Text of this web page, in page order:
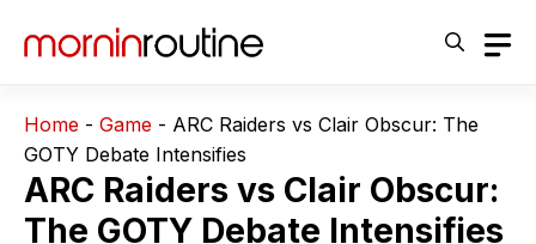
Home - Game - ARC Raiders vs Clair Obscur: The
GOTY Debate Intensifies
ARC Raiders vs Clair Obscur:
The GOTY Debate Intensifies